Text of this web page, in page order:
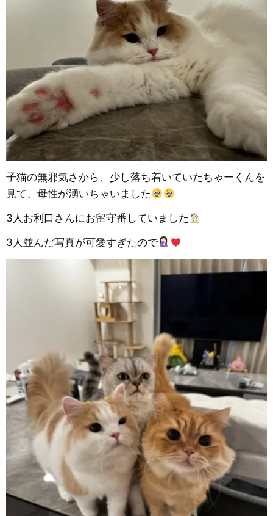
子猫の無邪気さから、少し落ち着いていたちゃーくんを
見て、母性が湧いちゃいました
3人お利口さんにお留守番していました
3人並んだ写真が可愛すぎたので